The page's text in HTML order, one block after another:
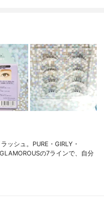
ッシュ。PURE・GIRLY・
の7ラインで、自分